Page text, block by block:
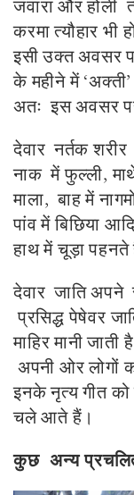
जंवारा और होली
करमा त्यौहार
इसी उक्त अवसर
के महीने में
अतः इस अवसर
देवार नर्तक
नाक में फुल्ली,
माला, बाह में
पांव में बिछिया
हाथ में चूड़ा पहनते
देवार जाति अपने
प्रसिद्ध पेषेवर
माहिर मानी
अपनी ओर लोगों
इनके नृत्य गीत
चले आते हैं।
कुछ अन्य